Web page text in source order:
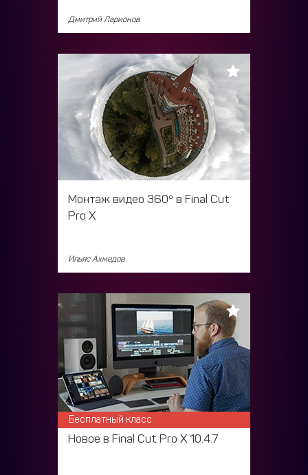
Дмитрий Ларионов
Монтаж видео 360º в Final Cut
Pro X
Ильяс Ахмедов
Новое в Final Cut Pro X 10.4.7
Бесплатный класс